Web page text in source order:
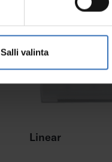
Salli valinta
Linear